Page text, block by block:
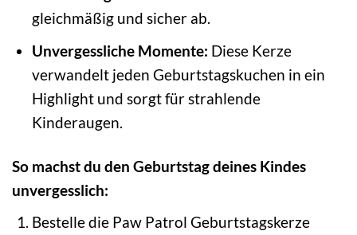
gleichmäßig und sicher ab.
Unvergessliche Momente: Diese Kerze
verwandelt jeden Geburtstagskuchen in ein
Highlight und sorgt für strahlende
Kinderaugen.
So machst du den Geburtstag deines Kindes
unvergesslich:
Bestelle die Paw Patrol Geburtstagskerze